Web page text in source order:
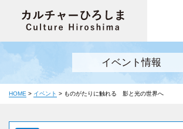
イベント情報
HOME > イベント > ものがたりに触れる 影と光の世界へ